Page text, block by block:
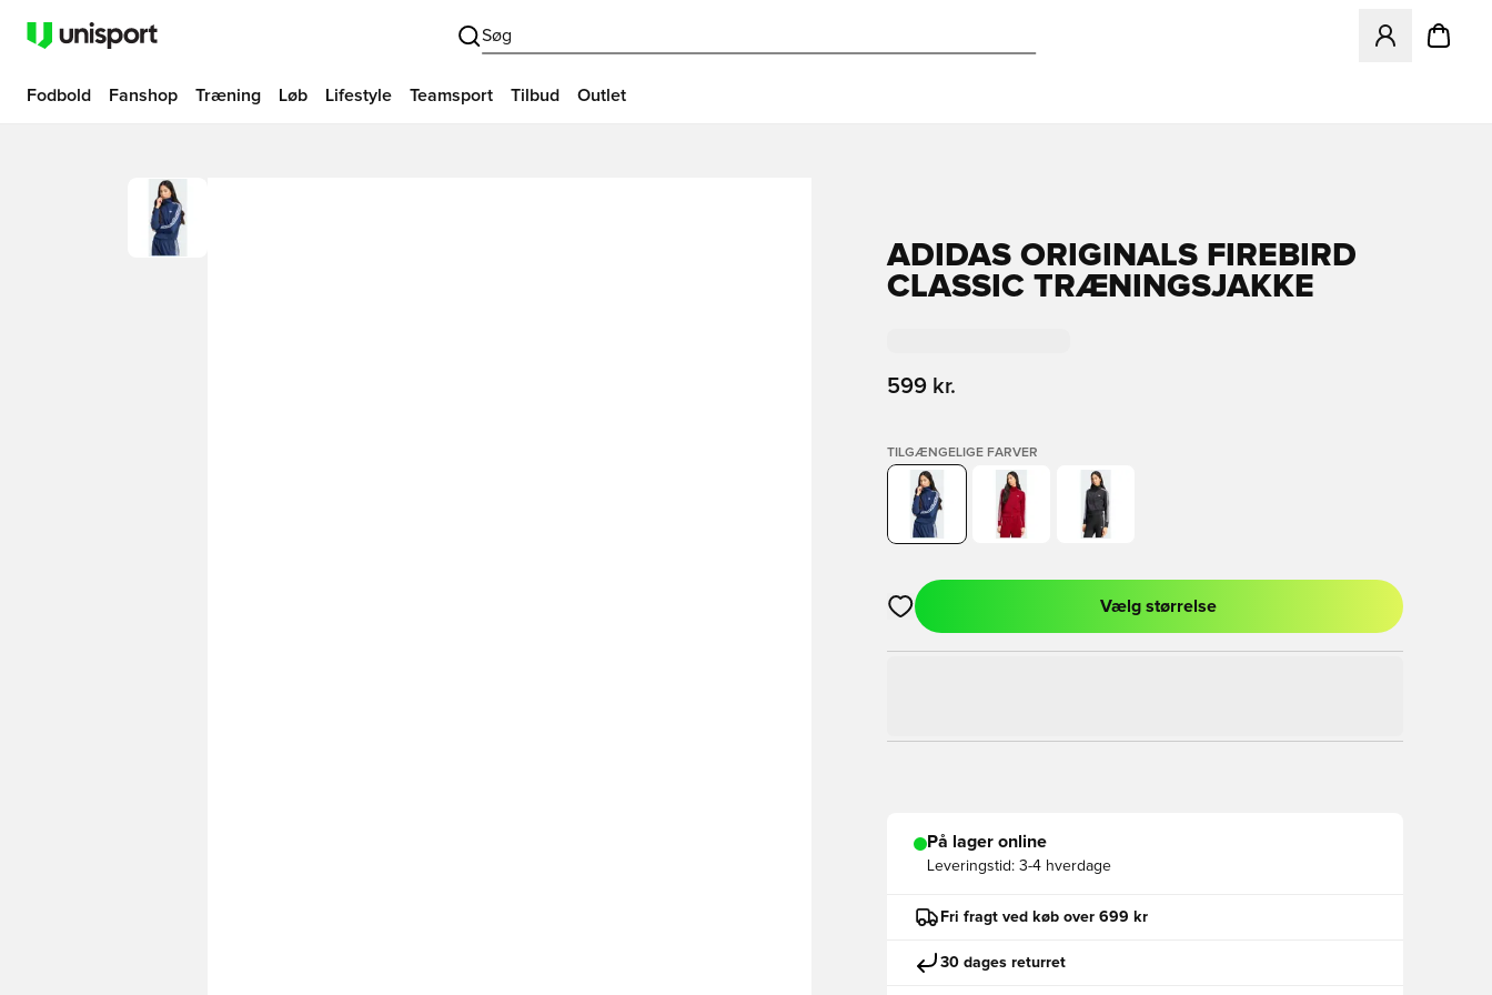
Søg
Åbner en
Fodbold Fanshop Træning Løb Lifestyle Teamsport Tilbud Outlet
ADIDAS ORIGINALS FIREBIRD
CLASSIC TRÆNINGSJAKKE
599 kr.
TILGÆNGELIGE FARVER
Åbner en Modal til at logge ind eller tilmelde dig som medlem
Vælg størrelse
På lager online
Leveringstid: 3-4 hverdage
Fri fragt ved køb over 699 kr
30 dages returret